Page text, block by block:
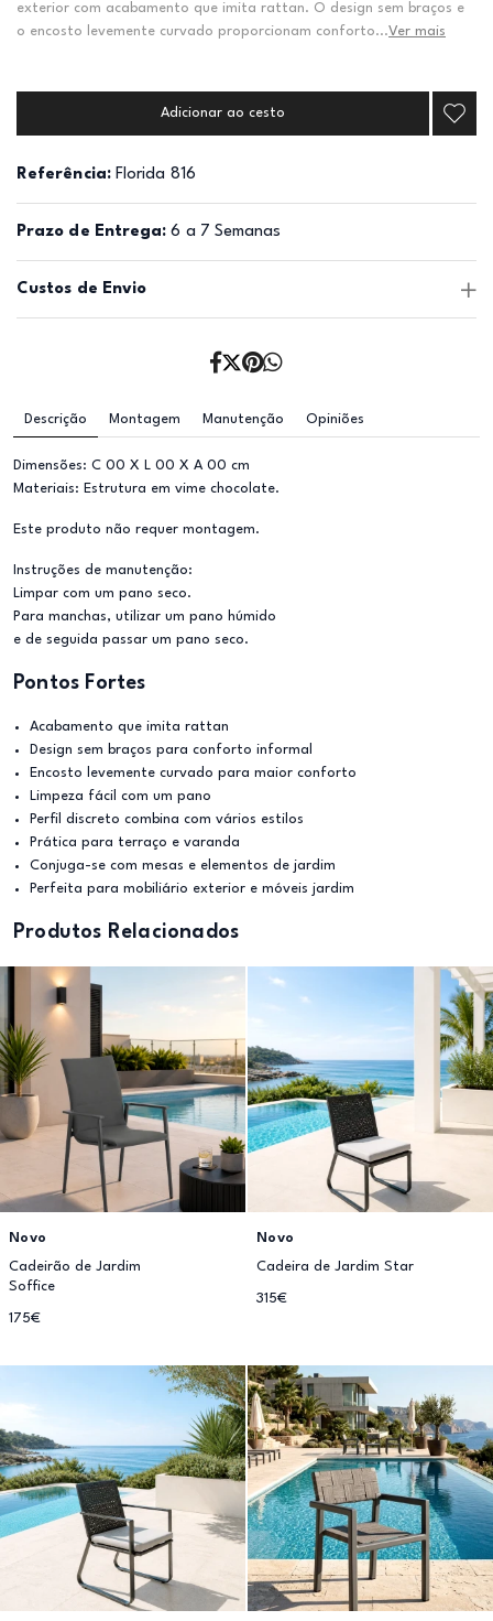
exterior com acabamento que imita rattan. O design sem braços e
o encosto levemente curvado proporcionam conforto...Ver mais
Adicionar ao cesto
Referência: Florida 816
Prazo de Entrega: 6 a 7 Semanas
Custos de Envio
Descrição Montagem Manutenção Opiniões
Dimensões: C 00 X L 00 X A 00 cm
Materiais: Estrutura em vime chocolate.
Este produto não requer montagem.
Instruções de manutenção:
Limpar com um pano seco.
Para manchas, utilizar um pano húmido
e de seguida passar um pano seco.
Pontos Fortes
Acabamento que imita rattan
Design sem braços para conforto informal
Encosto levemente curvado para maior conforto
Limpeza fácil com um pano
Perfil discreto combina com vários estilos
Prática para terraço e varanda
Conjuga-se com mesas e elementos de jardim
Perfeita para mobiliário exterior e móveis jardim
Produtos Relacionados
Novo
Cadeirão de Jardim
Soffice
175€
Novo
Cadeira de Jardim Star
315€